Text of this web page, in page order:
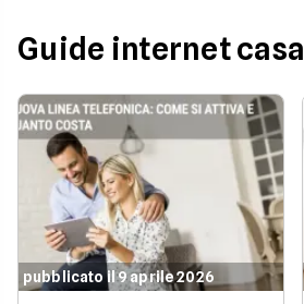
Guide internet casa
pubblicato il 9 aprile 2026